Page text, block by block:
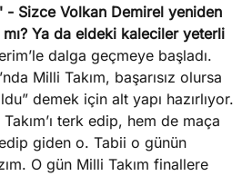
- Sizce Volkan Demirel yeniden
mı? Ya da eldeki kaleciler yeterli
dalga geçmeye başladı.
Milli Takım, başarısız olursa
demek için alt yapı hazırlıyor.
terk edip, hem de maça
giden o. Tabii o günün
O gün Milli Takım finallere